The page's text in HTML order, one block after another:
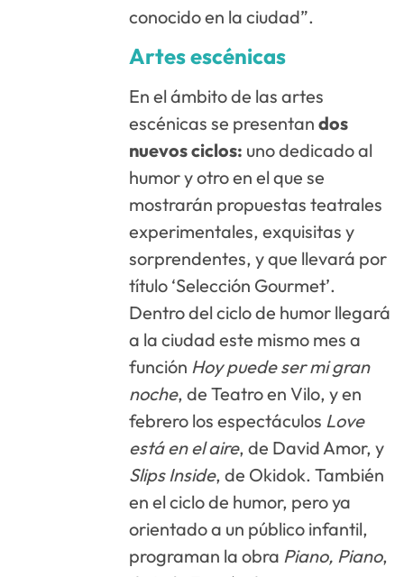
conocido en la ciudad”.
Artes escénicas
En el ámbito de las artes
escénicas se presentan dos
nuevos ciclos: uno dedicado al
humor y otro en el que se
mostrarán propuestas teatrales
experimentales, exquisitas y
sorprendentes, y que llevará por
título ‘Selección Gourmet’.
Dentro del ciclo de humor llegará
a la ciudad este mismo mes a
función Hoy puede ser mi gran
noche, de Teatro en Vilo, y en
febrero los espectáculos Love
está en el aire, de David Amor, y
Slips Inside, de Okidok. También
en el ciclo de humor, pero ya
orientado a un público infantil,
programan la obra Piano, Piano,